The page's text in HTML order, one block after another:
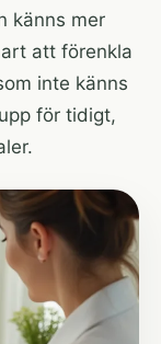
känns mer
att förenkla
inte känns
för tidigt,